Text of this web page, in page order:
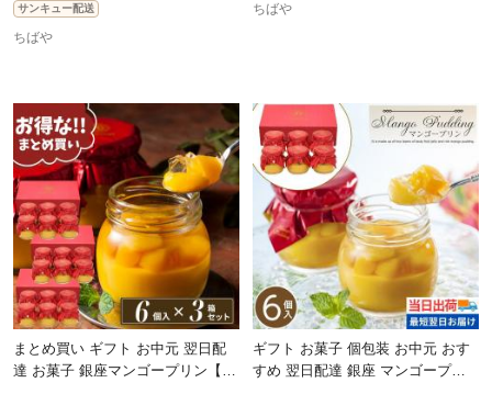
サンキュー配送
ちばや
ちばや
まとめ買い ギフト お中元 翌日配
達 お菓子 銀座マンゴープリン【3
ギフト お菓子 個包装 お中元 おす
すめ 翌日配達 銀座 マンゴープリ